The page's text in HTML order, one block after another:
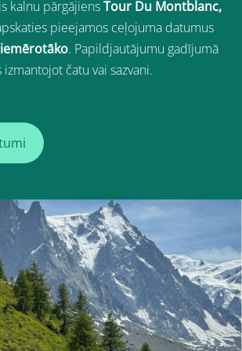
kalnu pārgājiensTour Du Montblanc,
pieejamos ceļojuma datumus
. Papildjautājumu gadījumā
čatu vai sazvani.